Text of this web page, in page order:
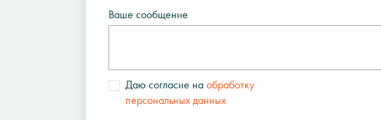
Ваше сообщение
Даю согласие на обработку
персональных данных